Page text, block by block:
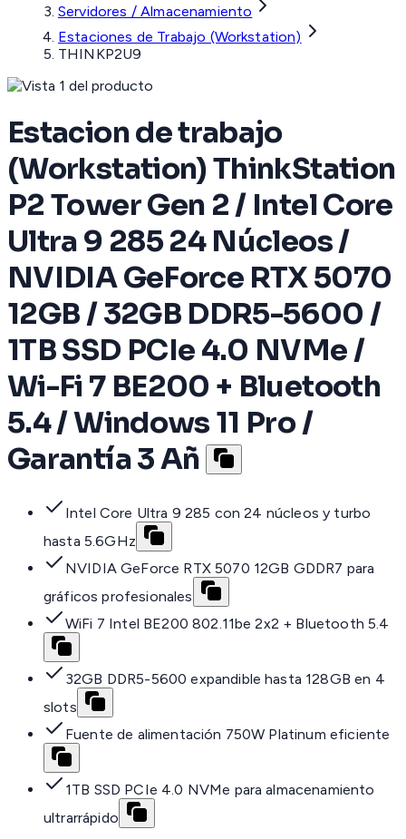
Servidores / Almacenamiento
Estaciones de Trabajo (Workstation)
THINKP2U9
Estacion de trabajo
(Workstation) ThinkStation
P2 Tower Gen 2 / Intel Core
Ultra 9 285 24 Núcleos /
NVIDIA GeForce RTX 5070
12GB / 32GB DDR5-5600 /
1TB SSD PCIe 4.0 NVMe /
Wi-Fi 7 BE200 + Bluetooth
5.4 / Windows 11 Pro /
Garantía 3 Añ
Intel Core Ultra 9 285 con 24 núcleos y turbo
hasta 5.6GHz
NVIDIA GeForce RTX 5070 12GB GDDR7 para
gráficos profesionales
WiFi 7 Intel BE200 802.11be 2x2 + Bluetooth 5.4
32GB DDR5-5600 expandible hasta 128GB en 4
slots
Fuente de alimentación 750W Platinum eficiente
1TB SSD PCIe 4.0 NVMe para almacenamiento
ultrarrápido